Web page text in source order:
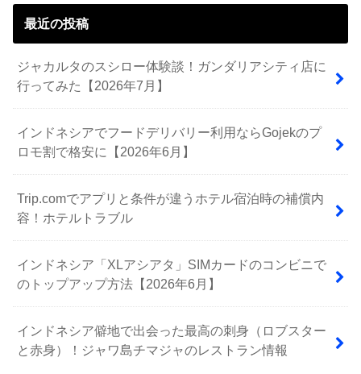
最近の投稿
ジャカルタのスシロー体験談！ガンダリアシティ店に
行ってみた【2026年7月】
インドネシアでフードデリバリー利用ならGojekのプ
ロモ割で格安に【2026年6月】
Trip.comでアプリと条件が違うホテル宿泊時の補償内
容！ホテルトラブル
インドネシア「XLアシアタ」SIMカードのコンビニで
のトップアップ方法【2026年6月】
インドネシア僻地で出会った最高の刺身（ロブスター
と赤身）！ジャワ島チマジャのレストラン情報